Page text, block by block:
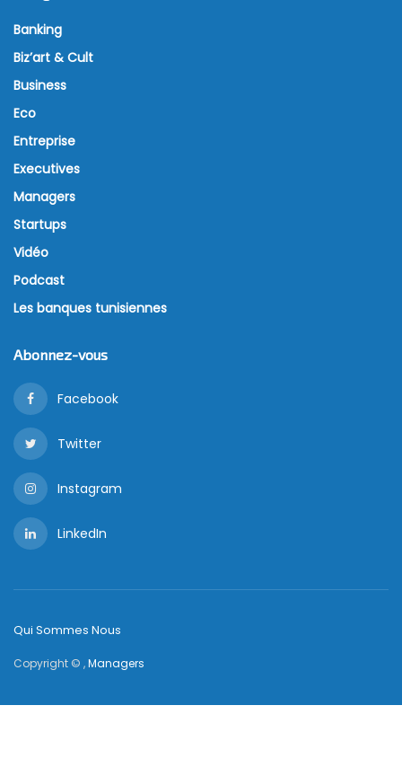
Banking
Biz’art & Cult
Business
Eco
Entreprise
Executives
Managers
Startups
Vidéo
Podcast
Les banques tunisiennes
Abonnez-vous
Facebook
Twitter
Instagram
LinkedIn
Qui Sommes Nous
Copyright © ,Managers